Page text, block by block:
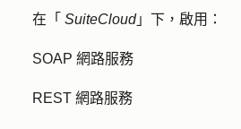
在「 SuiteCloud」下，啟用：
SOAP 網路服務
REST 網路服務